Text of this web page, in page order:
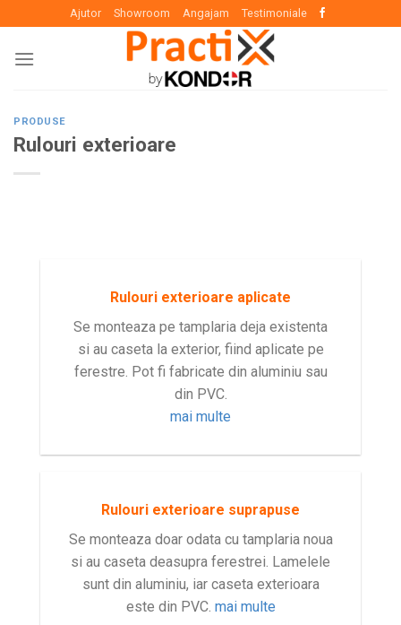
content
Ajutor Showroom Angajam Testimoniale
PRODUSE
Rulouri exterioare
Rulouri exterioare aplicate
Se monteaza pe tamplaria deja existenta
si au caseta la exterior, fiind aplicate pe
ferestre. Pot fi fabricate din aluminiu sau
din PVC.
mai multe
Rulouri exterioare suprapuse
Se monteaza doar odata cu tamplaria noua
si au caseta deasupra ferestrei. Lamelele
sunt din aluminiu, iar caseta exterioara
este din PVC. mai multe